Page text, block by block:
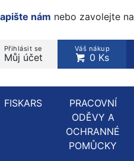
nám nebo zavolejte na
Přihlásit se
Můj účet
Váš nákup
0 Ks
kategorie...
FISKARS
PRACOVNÍ
ODĚVY A
OCHRANNÉ
POMŮCKY